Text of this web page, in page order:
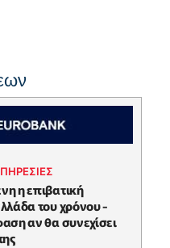
η επιβατική
του χρόνου -
αν θα συνεχίσει